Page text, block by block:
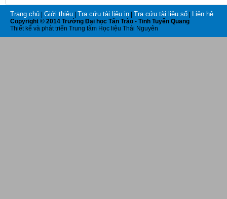
Trang chủ | Giới thiệu | Tra cứu tài liệu in | Tra cứu tài liệu số | Liên hệ
Copyright © 2014 Trường Đại học Tân Trào - Tinh Tuyên Quang
Thiết kế và phát triển Trung tâm Học liệu Thái Nguyên